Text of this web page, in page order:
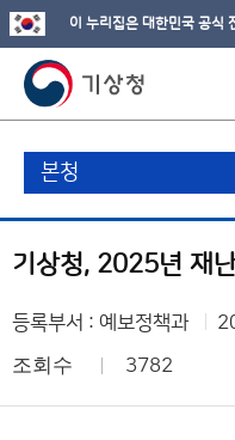
이 누리집은 대한민국 공식
본청
기상청, 2025년 재
등록부서 : 예보정책과
조회수 3782